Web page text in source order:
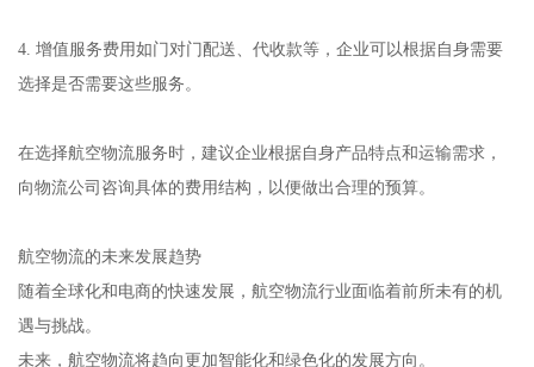
4. 增值服务费用如门对门配送、代收款等，企业可以根据自身需要
选择是否需要这些服务。
在选择航空物流服务时，建议企业根据自身产品特点和运输需求，
向物流公司咨询具体的费用结构，以便做出合理的预算。
航空物流的未来发展趋势
随着全球化和电商的快速发展，航空物流行业面临着前所未有的机
遇与挑战。
未来，航空物流将趋向更加智能化和绿色化的发展方向。